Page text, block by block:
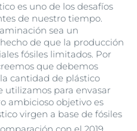
es uno de los desafíos
de nuestro tiempo.
sea un
de que la producción
fósiles limitados. Por
que debemos
cantidad de plástico
utilizamos para envasar
ambicioso objetivo es
virgen a base de fósiles